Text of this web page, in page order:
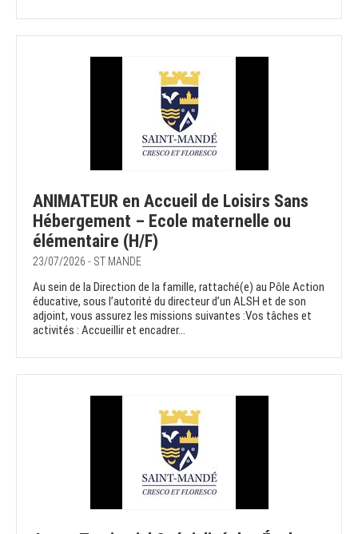
ANIMATEUR en Accueil de Loisirs Sans
Hébergement – Ecole maternelle ou
élémentaire (H/F)
23/07/2026 - ST MANDE
Au sein de la Direction de la famille, rattaché(e) au Pôle Action
éducative, sous l’autorité du directeur d’un ALSH et de son
adjoint, vous assurez les missions suivantes :Vos tâches et
activités : Accueillir et encadrer...